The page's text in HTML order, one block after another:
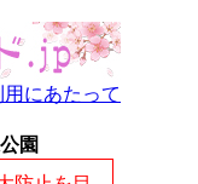
用にあたって
園